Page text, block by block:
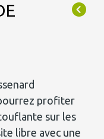
profiter
sur les
libre avec une